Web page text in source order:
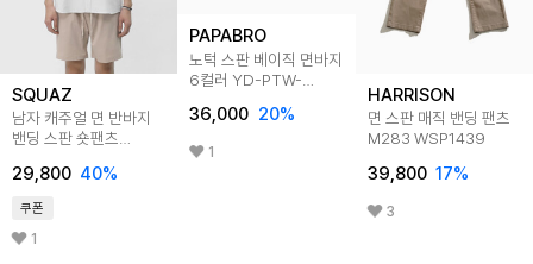
SQUAZ
남자 캐주얼 면 반바지
밴딩 스판 숏팬츠
29,800 40%
쿠폰
1
PAPABRO
노턱 스판 베이직 면바지
6컬러 YD-PTW-
36,000 20%
1
HARRISON
면 스판 매직 밴딩 팬츠
M283 WSP1439
39,800 17%
3